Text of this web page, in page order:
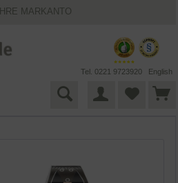
MARKANTO
Tel. 0221 9723920 English